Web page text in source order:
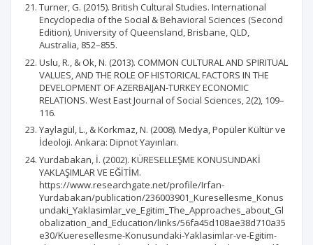
Turner, G. (2015). British Cultural Studies. International
Encyclopedia of the Social & Behavioral Sciences (Second
Edition), University of Queensland, Brisbane, QLD,
Australia, 852–855.
Uslu, R., & Ok, N. (2013). COMMON CULTURAL AND SPIRITUAL
VALUES, AND THE ROLE OF HISTORICAL FACTORS IN THE
DEVELOPMENT OF AZERBAIJAN-TURKEY ECONOMIC
RELATIONS. West East Journal of Social Sciences, 2(2), 109–
116.
Yaylagül, L., & Korkmaz, N. (2008). Medya, Popüler Kültür ve
İdeoloji. Ankara: Dipnot Yayınları.
Yurdabakan, İ. (2002). KÜRESELLEŞME KONUSUNDAKİ
YAKLAŞIMLAR VE EĞİTİM.
https://www.researchgate.net/profile/Irfan-
Yurdabakan/publication/236003901_Kuresellesme_Konus
undaki_Yaklasimlar_ve_Egitim_The_Approaches_about_Gl
obalization_and_Education/links/56fa45d108ae38d710a35
e30/Kueresellesme-Konusundaki-Yaklasimlar-ve-Egitim-